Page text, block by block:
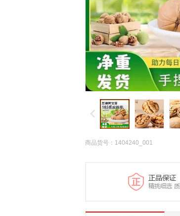
商品货号：1404240_001